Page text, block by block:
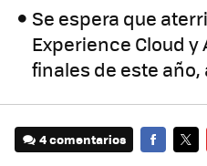
Se espera que
Experience Cloud y
finales de este
4 comentarios